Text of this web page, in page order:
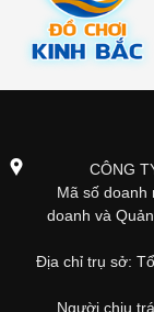
CÔNG
Mã số doanh
doanh và
Địa chỉ trụ sở:
Người chịu